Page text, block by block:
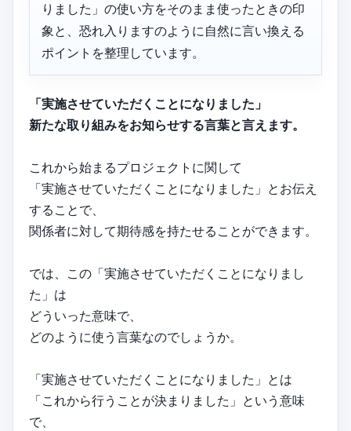
りました」の使い方をそのまま使ったときの印
象と、恐れ入りますのように自然に言い換える
ポイントを整理しています。
「実施させていただくことになりました」
新たな取り組みをお知らせする言葉と言えます。
これから始まるプロジェクトに関して
「実施させていただくことになりました」とお伝え
することで、
関係者に対して期待感を持たせることができます。
では、この「実施させていただくことになりまし
た」は
どういった意味で、
どのように使う言葉なのでしょうか。
「実施させていただくことになりました」とは
「これから行うことが決まりました」という意味
で、